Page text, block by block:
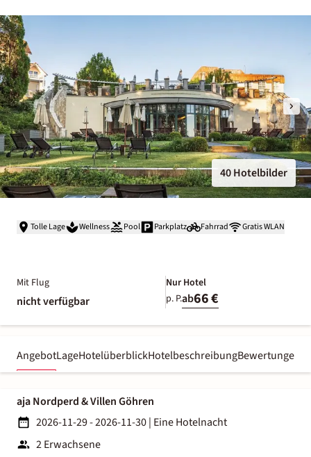
40 Hotelbilder
Tolle Lage Wellness Pool Parkplatz Fahrrad Gratis WLAN
Mit Flug
nicht verfügbar
Nur Hotel
p. P.ab66 €
AngebotLageHotelüberblickHotelbeschreibungBewertungen
aja Nordperd & Villen Göhren
2026-11-29 - 2026-11-30| Eine Hotelnacht
2 Erwachsene